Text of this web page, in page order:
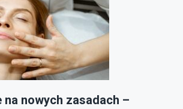
na nowych zasadach –